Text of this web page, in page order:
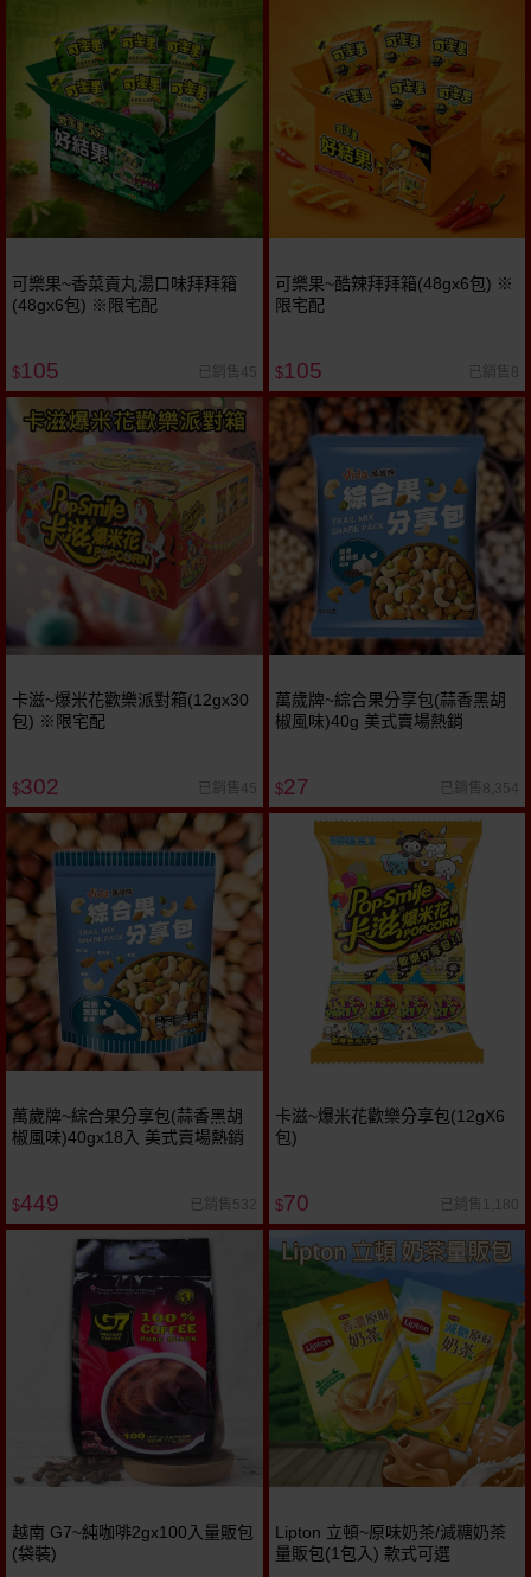
可樂果~香菜貢丸湯口味拜拜箱
(48gx6包) ※限宅配
$105 已銷售45
可樂果~酷辣拜拜箱(48gx6包) ※
限宅配
$105 已銷售8
卡滋~爆米花歡樂派對箱(12gx30
包) ※限宅配
$302 已銷售45
萬歲牌~綜合果分享包(蒜香黑胡
椒風味)40g 美式賣場熱銷
$27 已銷售8,354
萬歲牌~綜合果分享包(蒜香黑胡
椒風味)40gx18入 美式賣場熱銷
$449 已銷售532
卡滋~爆米花歡樂分享包(12gX6
包)
$70 已銷售1,180
越南 G7~純咖啡2gx100入量販包
(袋裝)
Lipton 立頓~原味奶茶/減糖奶茶
量販包(1包入) 款式可選